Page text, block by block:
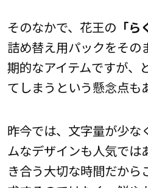
そのなかで、花王の 「
詰め替え用パックをその
期的なアイテムですが、
てしまうという懸念点も
昨今では、文字量が少な
ムなデザインも人気では
き合う大切な時間だから